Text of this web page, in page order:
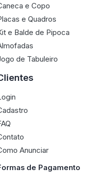
e Copo
e Quadros
e Balde de Pipoca
de Tabuleiro
Anunciar
de Pagamento